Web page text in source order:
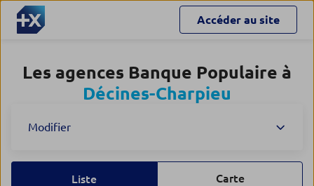
Accéder au site
Les agences Banque Populaire à
Décines-Charpieu
Modifier
Liste Carte